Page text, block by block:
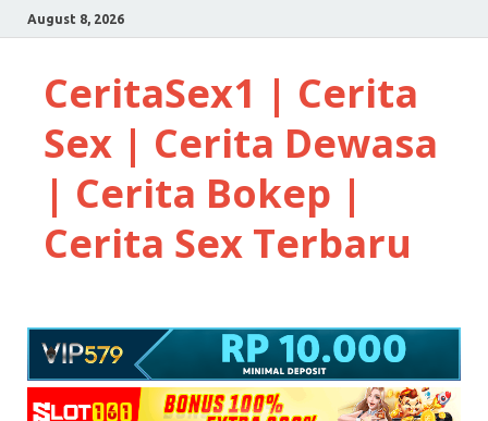
August 8, 2026
CeritaSex1 | Cerita
Sex | Cerita Dewasa
| Cerita Bokep |
Cerita Sex Terbaru